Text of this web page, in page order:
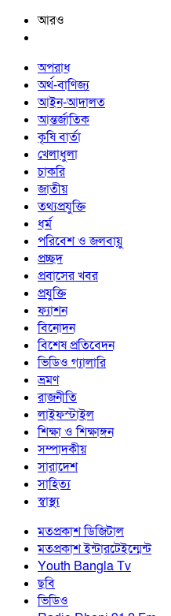
আরও
অপরাধ
অর্থ-বাণিজ্য
আইন-আদালত
আন্তর্জাতিক
কৃষি বার্তা
খেলাধুলা
চাকরি
জাতীয়
তথ্যপ্রযুক্তি
ধর্ম
পরিবেশ ও জলবায়ু
প্রচ্ছদ
প্রবাসের খবর
প্রযুক্তি
ফ্যাশন
বিনোদন
বিশেষ প্রতিবেদন
ভিডিও গ্যালারি
ভ্রমণ
রাজনীতি
লাইফস্টাইল
শিক্ষা ও শিক্ষাঙ্গন
সম্পাদকীয়
সারাদেশ
সাহিত্য
স্বাস্থ্য
মতপ্রকাশ ডিজিটাল
মতপ্রকাশ ইন্টারটেইন্মেন্ট
Youth Bangla Tv
ছবি
ভিডিও